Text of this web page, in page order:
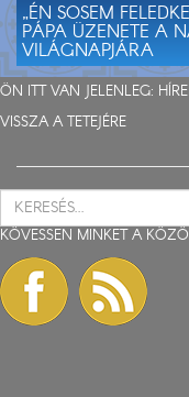
„ÉN SOSEM
PÁPA ÜZENETE A
VILÁGNAPJÁRA
ÖN ITT VAN JELENLEG:
VISSZA A TETEJÉRE
KÖVESSEN MINKET A